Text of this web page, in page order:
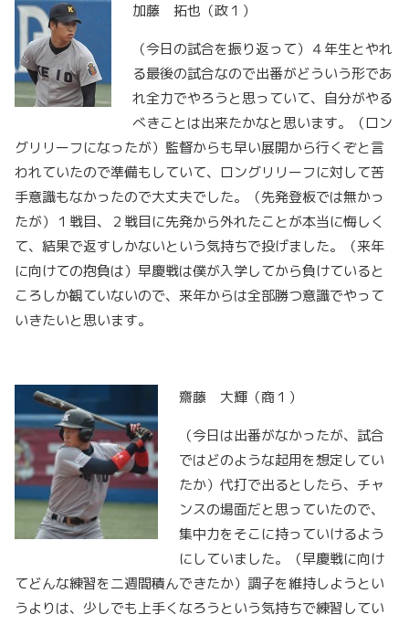
加藤 拓也（政１）
（今日の試合を振り返って）４年生とやれ
る最後の試合なので出番がどういう形であ
れ全力でやろうと思っていて、自分がやる
べきことは出来たかなと思います。（ロン
グリリーフになったが）監督からも早い展開から行くぞと言
われていたので準備もしていて、ロングリリーフに対して苦
手意識もなかったので大丈夫でした。（先発登板では無かっ
たが）１戦目、２戦目に先発から外れたことが本当に悔しく
て、結果で返すしかないという気持ちで投げました。（来年
に向けての抱負は）早慶戦は僕が入学してから負けていると
ころしか観ていないので、来年からは全部勝つ意識でやって
いきたいと思います。
齋藤 大輝（商１）
（今日は出番がなかったが、試合
ではどのような起用を想定してい
たか）代打で出るとしたら、チャ
ンスの場面だと思っていたので、
集中力をそこに持っていけるよう
にしていました。（早慶戦に向け
てどんな練習を二週間積んできたか）調子を維持しようとい
うよりは、少しでも上手くなろうという気持ちで練習してい